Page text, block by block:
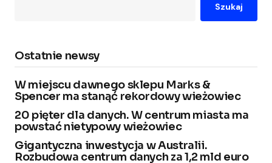
Szukaj
Ostatnie newsy
W miejscu dawnego sklepu Marks &
Spencer ma stanąć rekordowy wieżowiec
20 pięter dla danych. W centrum miasta ma
powstać nietypowy wieżowiec
Gigantyczna inwestycja w Australii.
Rozbudowa centrum danych za 1,2 mld euro